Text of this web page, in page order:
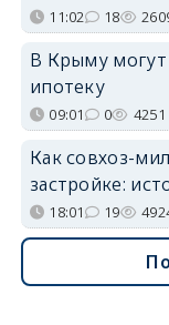
11:02 18
В Крыму могут
ипотеку
09:01 0 4251
Как совхоз-
застройке:
18:01 19